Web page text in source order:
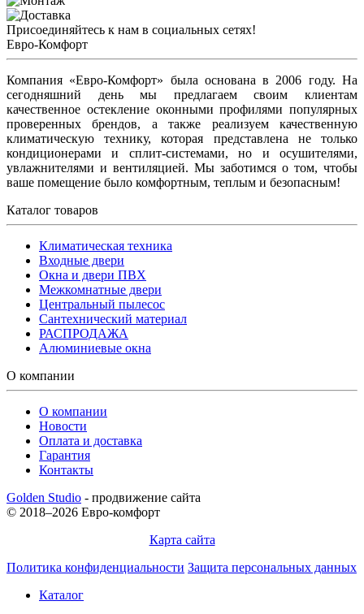
Присоединяйтесь к нам в социальных сетях!
Евро-Комфорт
Компания «Евро-Комфорт» была основана в 2006 году. На
сегодняшний день мы предлагаем своим клиентам
качественное остекление оконными профилями популярных
проверенных брендов, а также реализуем качественную
климатическую технику, которая представлена не только
кондиционерами и сплит-системами, но и осушителями,
увлажнителями и вентиляцией. Мы заботимся о том, чтобы
ваше помещение было комфортным, теплым и безопасным!
Каталог товаров
Климатическая техника
Входные двери
Окна и двери ПВХ
Межкомнатные двери
Центральный пылесос
Сантехнический материал
РАСПРОДАЖА
Алюминиевые окна
О компании
О компании
Новости
Оплата и доставка
Гарантия
Контакты
Golden Studio - продвижение сайта
© 2018–2026 Евро-комфорт
Карта сайта
Политика конфиденциальности Защита персональных данных
Каталог